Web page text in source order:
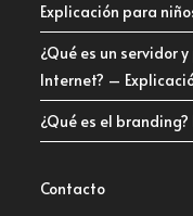
Explicación para
¿Qué es un servidor
Internet? –
¿Qué es el
Contacto